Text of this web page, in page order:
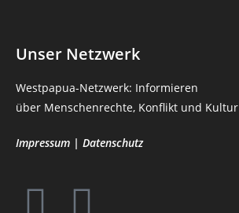
Unser Netzwerk
Westpapua-Netzwerk: Informieren
über Menschenrechte, Konflikt und Kultur
Impressum | Datenschutz